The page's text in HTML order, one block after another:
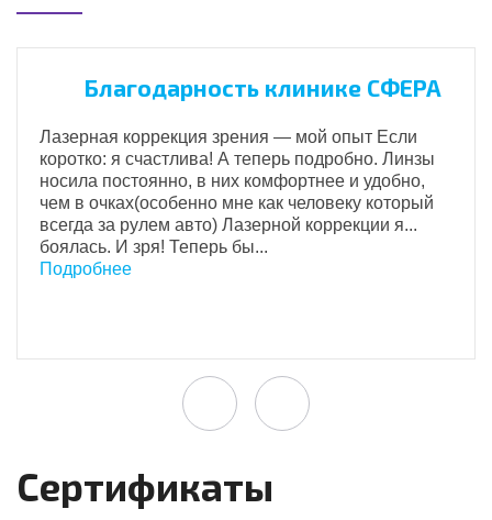
Благодарность клинике СФЕРА
Лазерная коррекция зрения — мой опыт Если
коротко: я счастлива! А теперь подробно. Линзы
носила постоянно, в них комфортнее и удобно,
чем в очках(особенно мне как человеку который
всегда за рулем авто) Лазерной коррекции я...
боялась. И зря! Теперь бы...
Подробнее
Сертификаты